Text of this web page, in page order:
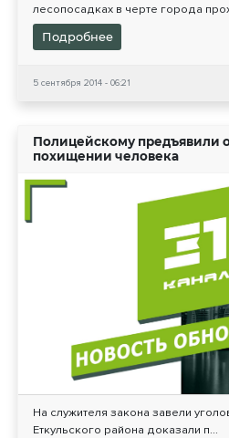
лесопосадках в черте города
Подробнее
5 сентября 2014 - 06:21
Полицейскому предъявили
похищении человека
На служителя закона завели
Еткульского района доказали п...